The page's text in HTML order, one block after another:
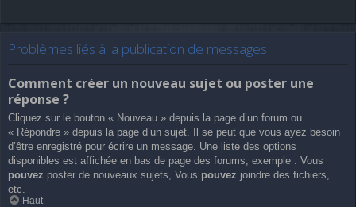
Problèmes liés à la publication de messages
Comment créer un nouveau sujet ou poster une
réponse ?
Cliquez sur le bouton « Nouveau » depuis la page d’un forum ou
« Répondre » depuis la page d’un sujet. Il se peut que vous ayez besoin
d’être enregistré pour écrire un message. Une liste des options
disponibles est affichée en bas de page des forums, exemple : Vous
pouvez poster de nouveaux sujets, Vous pouvez joindre des fichiers,
etc.
Haut